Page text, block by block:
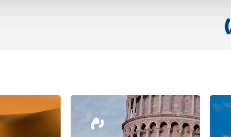
رم